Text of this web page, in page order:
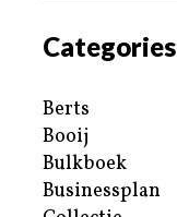
Categories
Berts
Booij
Bulkboek
Businessplan